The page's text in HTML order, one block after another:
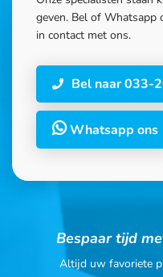
geven. Bel of Whatsapp
in contact met ons.
Bel naar 033-
Whatsapp ons
Bespaar tijd
Altijd uw favoriete